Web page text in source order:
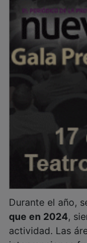
que en 2024,
actividad. Las
intervenciones